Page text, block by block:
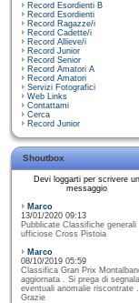
Record Esordienti B
Record Esordienti
Record Ragazze/i
Record Cadette/i
Record Allieve/i
Record Junior
Record Senior
Record Amatori A
Record Amatori
Servizi Fotografici
Web Links
Contattami
Cerca
Record Junior
Shoutbox
Devi loggarti per scrivere un
messaggio
Marco
13/01/2020 09:13
Pubblicate Classifiche generali
ufficiose Cross Pistoia
Marco
08/10/2019 05:59
Classifica Gran Prix
aggiornata . Si prega di
eventuali anomalie riscontrate .
Grazie